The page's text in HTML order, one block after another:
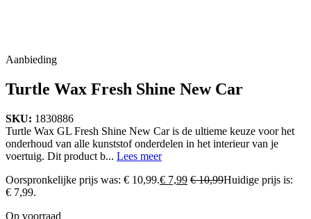
Aanbieding
Turtle Wax Fresh Shine New Car
SKU: 1830886
Turtle Wax GL Fresh Shine New Car is de ultieme keuze voor het
onderhoud van alle kunststof onderdelen in het interieur van je
voertuig. Dit product b... Lees meer
Oorspronkelijke prijs was: € 10,99.€ 7,99 €10,99Huidige prijs is:
€ 7,99.
Op voorraad